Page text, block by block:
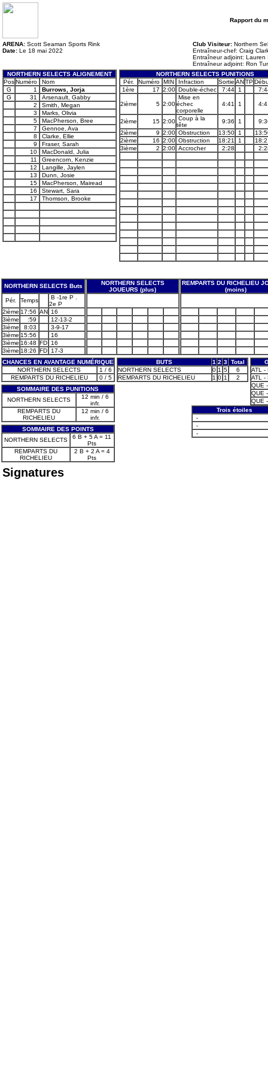
Rapport du
ARENA: Scott Seaman Sports Rink
Date: Le 18 mai 2022
Club Visiteur: Northern
Entraîneur-chef: Craig
Entraîneur adjoint: Lauren
Entraîneur adjoint: Ron
NORTHERN SELECTS ALIGNEMENT
PosNuméro
Nom
G
1
Burrows, Jorja
G
31
Arsenault, Gabby
2
Smith, Megan
3
Marks, Olivia
5
MacPherson, Bree
7
Gennoe, Ava
8
Clarke, Ellie
9
Fraser, Sarah
10
MacDonald, Julia
11
Greencorn, Kenzie
12
Langille, Jaylen
13
Dunn, Josie
15
MacPherson, Mairead
16
Stewart, Sara
17
Thomson, Brooke
NORTHERN SELECTS PUNITIONS
Pér.
Numéro MIN Infraction Sortie ANTP
1ère
17 2:00 Double-échec 7:44 1
2ième 5 2:00
Mise en
échec
corporelle
4:41 1
2ième 15 2:00 Coup à la
tête
9:36 1
2ième
9 2:00 Obstruction 13:50 1
2ième
16 2:00 Obstruction 18:21 1
3ième
2 2:00 Accrocher 2:28
NORTHERN SELECTS Buts
NORTHERN SELECTS
JOUEURS (plus)
REMPARTS DU RICHELIEU
(moins)
Pér.
Temps
B -1re P .
2e P
2ième 17:56 AN 16
3ième
:59
12-13-2
3ième
8:03
3-9-17
3ième 15:56
16
3ième 16:48 FD
16
3ième 18:26 FD
17-3
CHANCES EN AVANTAGE NUMÉRIQUE
NORTHERN SELECTS
1 / 6
REMPARTS DU RICHELIEU
0 / 5
SOMMAIRE DES PUNITIONS
NORTHERN SELECTS
12 min / 6
infr.
REMPARTS DU
RICHELIEU
12 min / 6
infr.
SOMMAIRE DES POINTS
NORTHERN SELECTS
6 B + 5 A = 11
Pts
REMPARTS DU
RICHELIEU
2 B + 2 A = 4
Pts
BUTS 1 2 3 Total
NORTHERN SELECTS
0 1 5
6
REMPARTS DU RICHELIEU
1 0 1 2
ATL -
ATL -
QUE
QUE
QUE
Trois étoiles
-
-
-
Signatures